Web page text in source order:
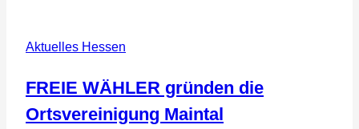
und
auf
Kurs
Aktuelles Hessen
FREIE WÄHLER gründen die
Ortsvereinigung Maintal